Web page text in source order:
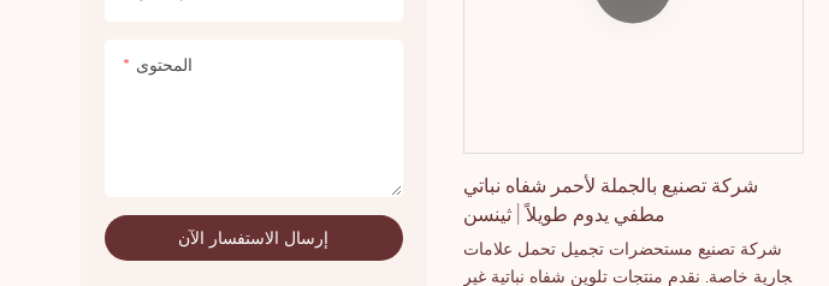
المحتوى
إرسال الاستفسار الآن
شركة تصنيع بالجملة لأحمر شفاه نباتي
مطفي يدوم طويلاً | ثينسن
شركة تصنيع مستحضرات تجميل تحمل علامات
تجارية خاصة. نقدم منتجات تلوين شفاه نباتية غير